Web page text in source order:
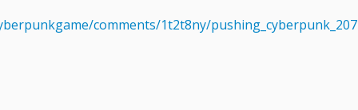
comments/1t2t8ny/